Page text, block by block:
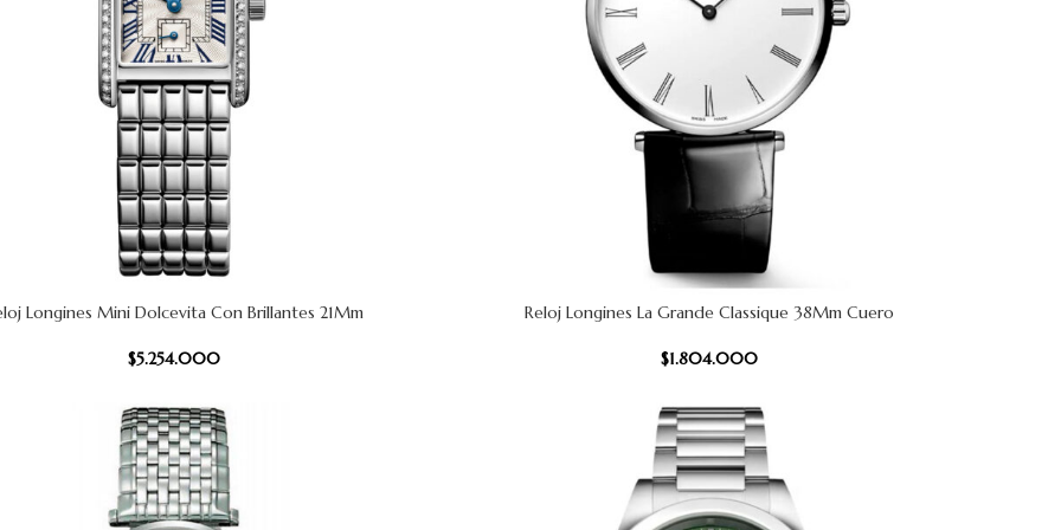
Longines Mini Dolcevita Con Brillantes 21Mm
$5.254.000
AÑADIR AL CARRITOReloj Longines La Grande Classique 38Mm Cuero
$1.804.000